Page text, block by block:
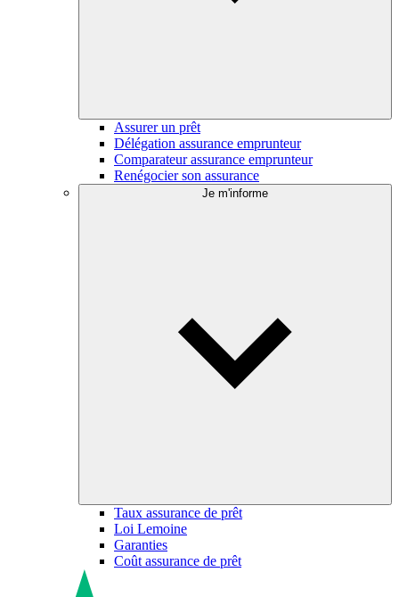
Assurer un prêt
Délégation assurance emprunteur
Comparateur assurance emprunteur
Renégocier son assurance
Je m'informe
Taux assurance de prêt
Loi Lemoine
Garanties
Coût assurance de prêt